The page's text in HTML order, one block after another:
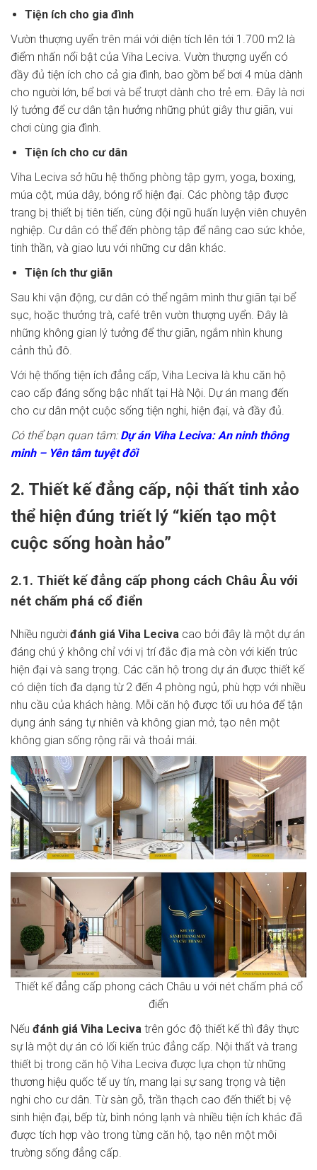
Tiện ích cho gia đình
Vườn thượng uyển trên mái với diện tích lên tới 1.700 m2 là
điểm nhấn nổi bật của Viha Leciva. Vườn thượng uyển có
đầy đủ tiện ích cho cả gia đình, bao gồm bể bơi 4 mùa dành
cho người lớn, bể bơi và bể trượt dành cho trẻ em. Đây là nơi
lý tưởng để cư dân tận hưởng những phút giây thư giãn, vui
chơi cùng gia đình.
Tiện ích cho cư dân
Viha Leciva sở hữu hệ thống phòng tập gym, yoga, boxing,
múa cột, múa dây, bóng rổ hiện đại. Các phòng tập được
trang bị thiết bị tiên tiến, cùng đội ngũ huấn luyện viên chuyên
nghiệp. Cư dân có thể đến phòng tập để nâng cao sức khỏe,
tinh thần, và giao lưu với những cư dân khác.
Tiện ích thư giãn
Sau khi vận động, cư dân có thể ngâm mình thư giãn tại bể
sục, hoặc thưởng trà, café trên vườn thượng uyển. Đây là
những không gian lý tưởng để thư giãn, ngắm nhìn khung
cảnh thủ đô.
Với hệ thống tiện ích đẳng cấp, Viha Leciva là khu căn hộ
cao cấp đáng sống bậc nhất tại Hà Nội. Dự án mang đến
cho cư dân một cuộc sống tiện nghi, hiện đại, và đầy đủ.
Có thể bạn quan tâm:Dự án Viha Leciva: An ninh thông
minh – Yên tâm tuyệt đối
2. Thiết kế đẳng cấp, nội thất tinh xảo
thể hiện đúng triết lý “kiến tạo một
cuộc sống hoàn hảo”
2.1. Thiết kế đẳng cấp phong cách Châu Âu với
nét chấm phá cổ điển
Nhiều người đánh giá Viha Leciva cao bởi đây là một dự án
đáng chú ý không chỉ với vị trí đắc địa mà còn với kiến trúc
hiện đại và sang trọng. Các căn hộ trong dự án được thiết kế
có diện tích đa dạng từ 2 đến 4 phòng ngủ, phù hợp với nhiều
nhu cầu của khách hàng. Mỗi căn hộ được tối ưu hóa để tận
dụng ánh sáng tự nhiên và không gian mở, tạo nên một
không gian sống rộng rãi và thoải mái.
Thiết kế đẳng cấp phong cách Châu u với nét chấm phá cổ
điển
Nếu đánh giá Viha Leciva trên góc độ thiết kế thì đây thực
sự là một dự án có lối kiến trúc đẳng cấp. Nội thất và trang
thiết bị trong căn hộ Viha Leciva được lựa chọn từ những
thương hiệu quốc tế uy tín, mang lại sự sang trọng và tiện
nghi cho cư dân. Từ sàn gỗ, trần thạch cao đến thiết bị vệ
sinh hiện đại, bếp từ, bình nóng lạnh và nhiều tiện ích khác đã
được tích hợp vào trong từng căn hộ, tạo nên một môi
trường sống đẳng cấp.